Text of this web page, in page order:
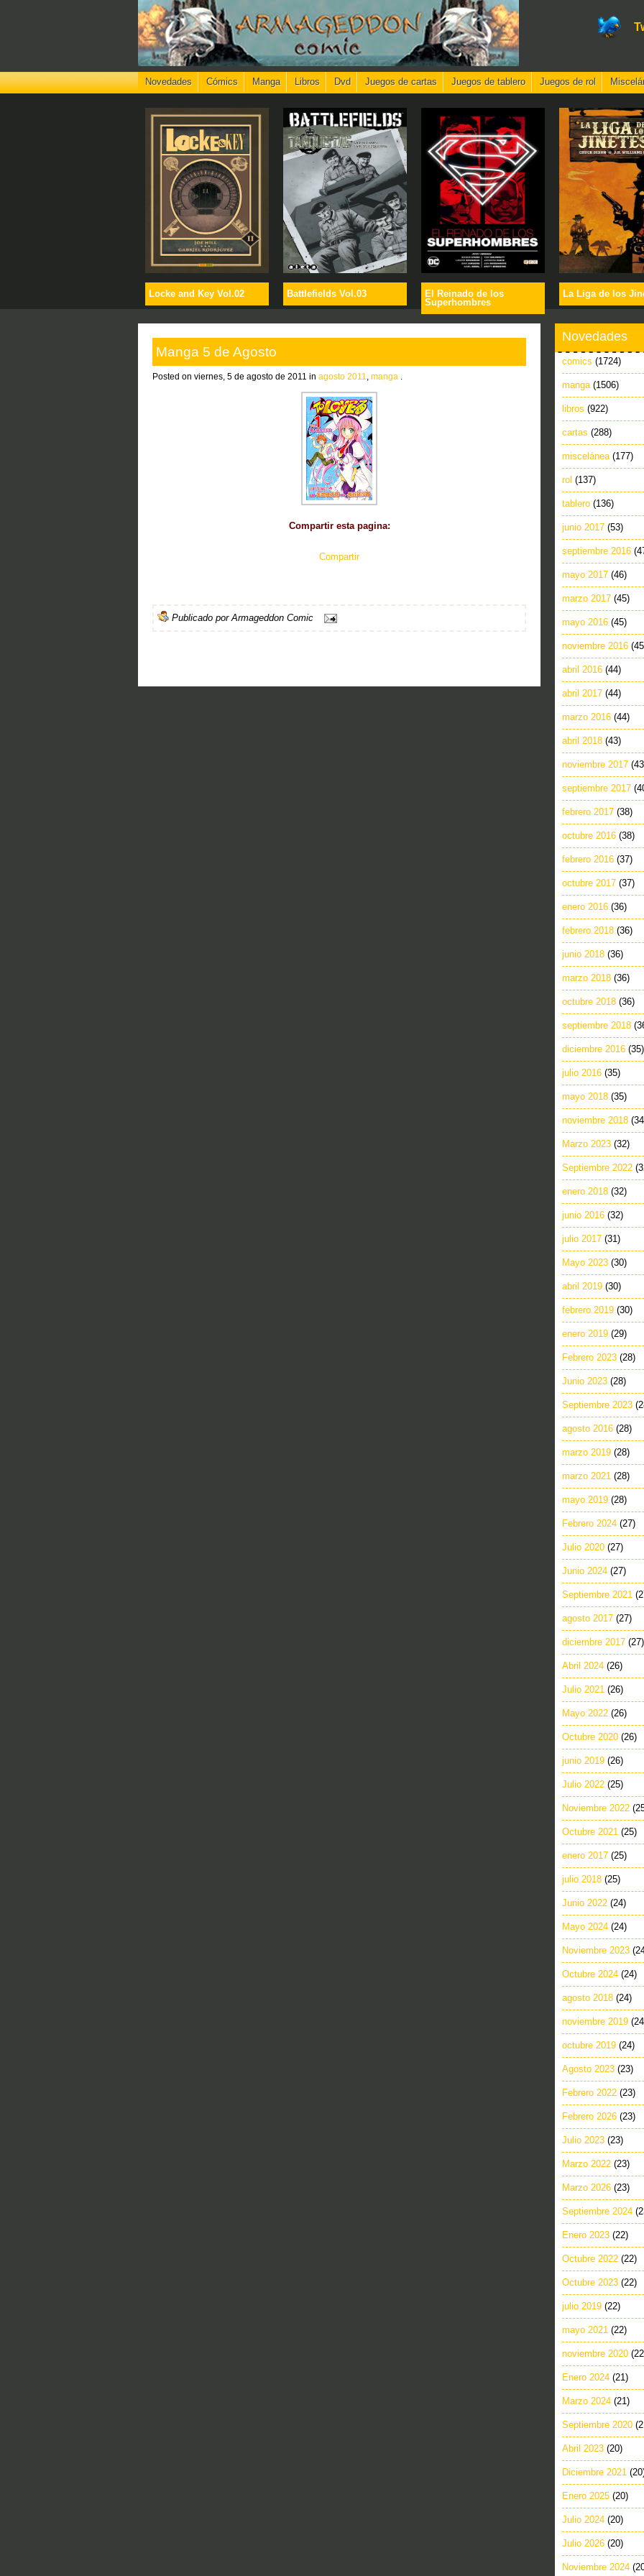
Novedades Cómics Manga Libros Dvd Juegos de cartas Juegos de tablero Juegos de rol
Locke and Key Vol.02 Battlefields Vol.03
El Reinado de los
Superhombres
La Liga de los
Manga 5 de Agosto
Posted on viernes, 5 de agosto de 2011 in agosto 2011 manga
Compartir esta pagina:
Compartir
Publicado porArmageddon Comic
Novedades
comics (1724)
manga (1506)
libros (922)
cartas (288)
miscelánea (177)
rol (137)
tablero (136)
junio 2017 (53)
septiembre 2016
mayo 2017 (46)
marzo 2017 (45)
mayo 2016 (45)
noviembre 2016
abril 2016 (44)
abril 2017 (44)
marzo 2016 (44)
abril 2018 (43)
noviembre 2017
septiembre 2017
febrero 2017 (38)
octubre 2016 (38)
febrero 2016 (37)
octubre 2017 (37)
enero 2016 (36)
febrero 2018 (36)
junio 2018 (36)
marzo 2018 (36)
octubre 2018 (36)
septiembre 2018
diciembre 2016 (35)
julio 2016 (35)
mayo 2018 (35)
noviembre 2018
Marzo 2023 (32)
Septiembre 2022
enero 2018 (32)
junio 2016 (32)
julio 2017 (31)
Mayo 2023 (30)
abril 2019 (30)
febrero 2019 (30)
enero 2019 (29)
Febrero 2023 (28)
Junio 2023 (28)
Septiembre 2023
agosto 2016 (28)
marzo 2019 (28)
marzo 2021 (28)
mayo 2019 (28)
Febrero 2024 (27)
Julio 2020 (27)
Junio 2024 (27)
Septiembre 2021
agosto 2017 (27)
diciembre 2017 (27)
Abril 2024 (26)
Julio 2021 (26)
Mayo 2022 (26)
Octubre 2020 (26)
junio 2019 (26)
Julio 2022 (25)
Noviembre 2022
Octubre 2021 (25)
enero 2017 (25)
julio 2018 (25)
Junio 2022 (24)
Mayo 2024 (24)
Noviembre 2023
Octubre 2024 (24)
agosto 2018 (24)
noviembre 2019
octubre 2019 (24)
Agosto 2023 (23)
Febrero 2022 (23)
Febrero 2026 (23)
Julio 2023 (23)
Marzo 2022 (23)
Marzo 2026 (23)
Septiembre 2024
Enero 2023 (22)
Octubre 2022 (22)
Octubre 2023 (22)
julio 2019 (22)
mayo 2021 (22)
noviembre 2020
Enero 2024 (21)
Marzo 2024 (21)
Septiembre 2020
Abril 2023 (20)
Diciembre 2021
Enero 2025 (20)
Julio 2024 (20)
Julio 2026 (20)
Noviembre 2024